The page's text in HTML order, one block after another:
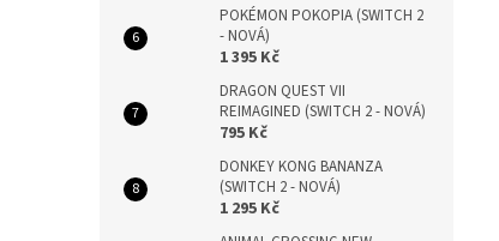
POKÉMON POKOPIA (SWITCH 2
- NOVÁ)
1 395 Kč
DRAGON QUEST VII
REIMAGINED (SWITCH 2 - NOVÁ)
795 Kč
DONKEY KONG BANANZA
(SWITCH 2 - NOVÁ)
1 295 Kč